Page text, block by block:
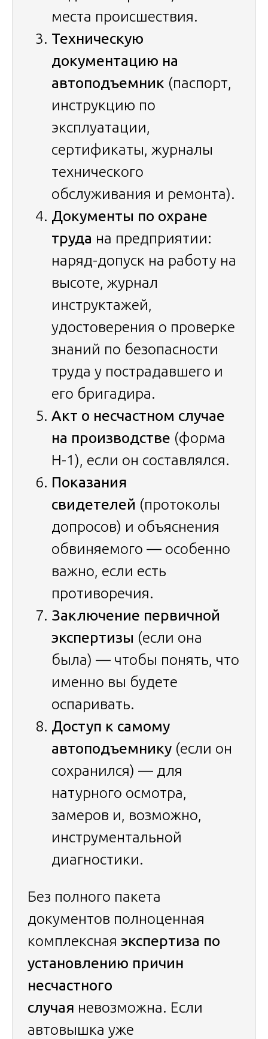
места происшествия.
Техническую
документацию на
автоподъемник (паспорт,
инструкцию по
эксплуатации,
сертификаты, журналы
технического
обслуживания и ремонта).
Документы по охране
труда на предприятии:
наряд-допуск на работу на
высоте, журнал
инструктажей,
удостоверения о проверке
знаний по безопасности
труда у пострадавшего и
его бригадира.
Акт о несчастном случае
на производстве (форма
Н-1), если он составлялся.
Показания
свидетелей (протоколы
допросов) и объяснения
обвиняемого — особенно
важно, если есть
противоречия.
Заключение первичной
экспертизы (если она
была) — чтобы понять, что
именно вы будете
оспаривать.
Доступ к самому
автоподъемнику (если он
сохранился) — для
натурного осмотра,
замеров и, возможно,
инструментальной
диагностики.
Без полного пакета
документов полноценная
комплексная экспертиза по
установлению причин
несчастного
случая невозможна. Если
автовышка уже